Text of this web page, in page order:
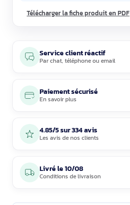
Télécharger la fiche produit en PDF
Service client réactif
Parchat, téléphoneouemail
Paiement sécurisé
En savoir plus
4.85/5 sur 334 avis
Les avis de nos clients
Livré le10/08
Conditions de livraison